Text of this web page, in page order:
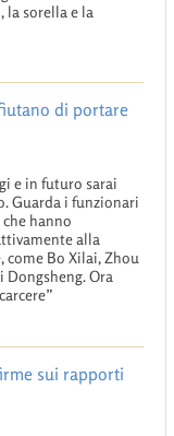
la sorella e la
di portare
e in futuro sarai
Guarda i funzionari
hanno
alla
come Bo Xilai, Zhou
Dongsheng. Ora
sui rapporti